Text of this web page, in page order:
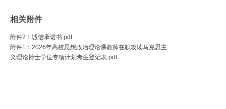
相关附件
附件2：诚信承诺书.pdf
附件1：2026年高校思想政治理论课教师在职攻读马克思主
义理论博士学位专项计划考生登记表.pdf